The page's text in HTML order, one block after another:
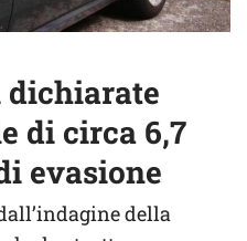
dichiarate
di circa 6,7
evasione
della